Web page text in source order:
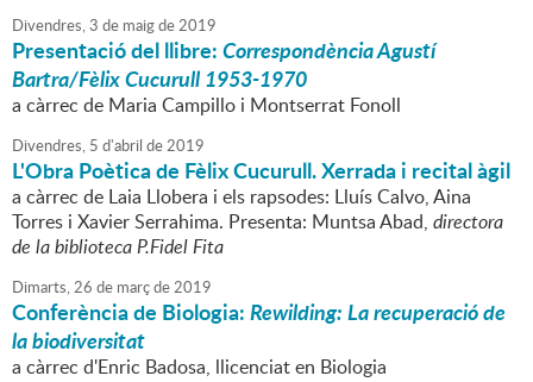
Divendres,3 de maigde2019
Presentació del llibre:Correspondència Agustí
Bartra/Fèlix Cucurull 1953-1970
a càrrec de Maria Campillo i Montserrat Fonoll
Divendres, 5 d'abril de2019
L'Obra Poètica de Fèlix Cucurull. Xerrada i recital àgil
a càrrec de Laia Llobera i els rapsodes: Lluís Calvo, Aina
Torres i Xavier Serrahima. Presenta: Muntsa Abad, directora
de la biblioteca P.Fidel Fita
Dimarts,26 de marçde2019
Conferència de Biologia:Rewilding: La recuperació de
la biodiversitat
a càrrec d'Enric Badosa, llicenciat en Biologia